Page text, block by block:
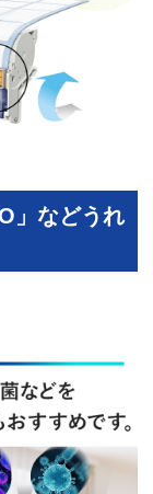
」などうれ